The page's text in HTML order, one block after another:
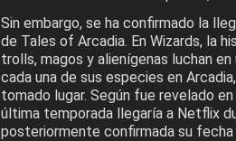
Sin embargo, se ha confirmado la
de Tales of Arcadia. En Wizards, la
trolls, magos y alienígenas luchan
cada una de sus especies en
tomado lugar. Según fue revelado
última temporada llegaría a Netflix
posteriormente confirmada su